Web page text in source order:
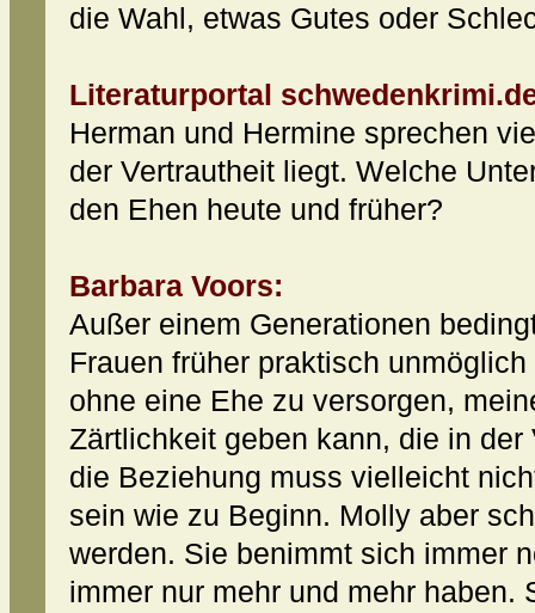
die Wahl, etwas Gutes oder
Literaturportal
Herman und Hermine sprechen
der Vertrautheit liegt. Welche
den Ehen heute und früher?
Barbara Voors:
Außer einem Generationen
Frauen früher praktisch
ohne eine Ehe zu versorgen,
Zärtlichkeit geben kann, die in
die Beziehung muss vielleicht
sein wie zu Beginn. Molly aber
werden. Sie benimmt sich immer
immer nur mehr und mehr haben.